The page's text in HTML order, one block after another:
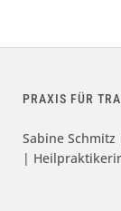
PRAXIS FÜR
Sabine
|